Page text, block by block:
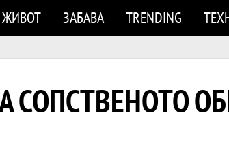
ЖИВОТ ЗАБАВА TRENDING
СОПСТВЕНОТО